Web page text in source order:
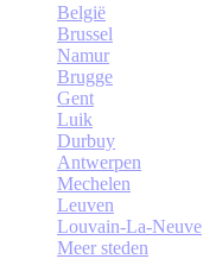
België
Brussel
Namur
Brugge
Gent
Luik
Durbuy
Antwerpen
Mechelen
Leuven
Louvain-La-Neuve
Meer steden